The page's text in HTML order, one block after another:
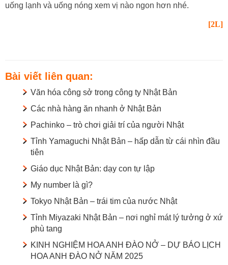
uống lạnh và uống nóng xem vị nào ngon hơn nhé.
[2L]
Bài viết liên quan:
Văn hóa công sở trong công ty Nhật Bản
Các nhà hàng ăn nhanh ở Nhật Bản
Pachinko – trò chơi giải trí của người Nhật
Tỉnh Yamaguchi Nhật Bản – hấp dẫn từ cái nhìn đầu
tiên
Giáo dục Nhật Bản: dạy con tự lập
My number là gì?
Tokyo Nhật Bản – trái tim của nước Nhật
Tỉnh Miyazaki Nhật Bản – nơi nghỉ mát lý tưởng ở xứ
phù tang
KINH NGHIỆM HOA ANH ĐÀO NỞ – DỰ BÁO LỊCH
HOA ANH ĐÀO NỞ NĂM 2025